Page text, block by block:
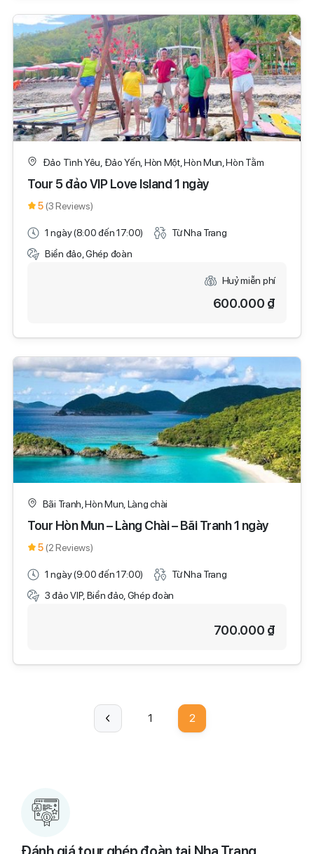
Đảo Tình Yêu, Đảo Yến, Hòn Một, Hòn Mun, Hòn Tằm
Tour 5 đảo VIP Love Island 1 ngày
5 (3 Reviews)
1 ngày (8:00 đến 17:00)
Từ Nha Trang
Biển đảo, Ghép đoàn
Huỷ miễn phí
600.000 ₫
Bãi Tranh, Hòn Mun, Làng chài
Tour Hòn Mun – Làng Chài – Bãi Tranh 1 ngày
5 (2 Reviews)
1 ngày (9:00 đến 17:00)
Từ Nha Trang
3 đảo VIP, Biển đảo, Ghép đoàn
700.000 ₫
1 2